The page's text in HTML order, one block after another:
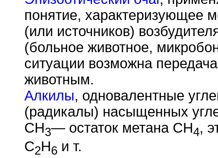
понятие, характеризующее
(или источников)
(больное животное,
ситуации возможна
животным.
Алкилы, одновалентные
(радикалы) насыщенных
СН3— остаток метана CH4,
C2H6 и т.